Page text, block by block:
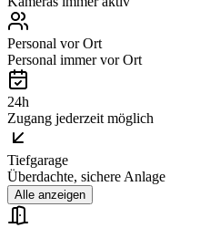
Personal vor Ort
Personal immer vor Ort
24h
Zugang jederzeit möglich
Tiefgarage
Überdachte, sichere Anlage
Alle anzeigen